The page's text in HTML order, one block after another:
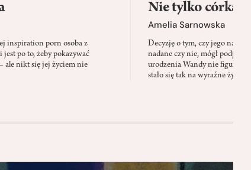
inspiration porn osoba z
po to, żeby pokazywać
ale nikt się jej życiem nie
Nie tylko córka
Amelia Sarnowska
Decyzję o tym, czy jego
nadane czy nie, mógł podjąć
urodzenia Wandy nie figuruje
stało się tak na wyraźne